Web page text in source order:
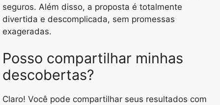
seguros. Além disso, a proposta é totalmente
divertida e descomplicada, sem promessas
exageradas.
Posso compartilhar minhas
descobertas?
Claro! Você pode compartilhar seus resultados com